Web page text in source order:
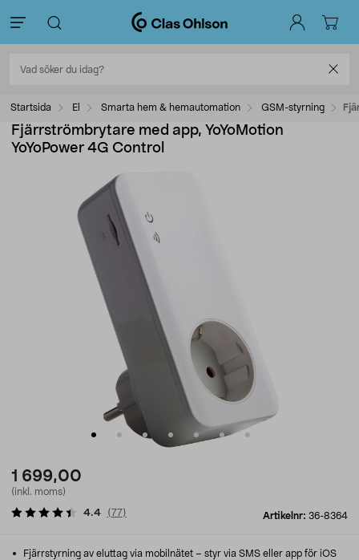
Startsida El Smarta hem & hemautomation GSM-styrning
Fjärrströmbrytare med app, YoYoMotion
YoYoPower 4G Control
1 699,00
(inkl. moms)
Artikelnr: 36-8364
4.4 (77)
Fjärrstyrning av eluttag via mobilnätet – styr via SMS eller app för iOS